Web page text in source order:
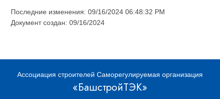
Последние изменения: 09/16/2024 06:48:32 PM
Документ создан: 09/16/2024
Ассоциация строителей Саморегулируемая организация
«БашстройТЭК»